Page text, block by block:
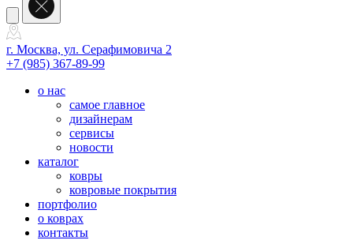
г. Москва, ул. Серафимовича 2
+7 (985) 367-89-99
о нас
самое главное
дизайнерам
сервисы
новости
каталог
ковры
ковровые покрытия
портфолио
о коврах
контакты